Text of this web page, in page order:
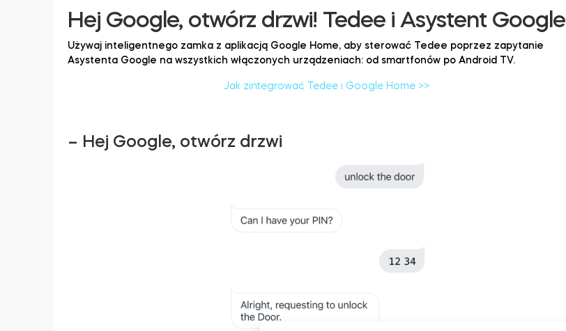
Hej Google, otwórz drzwi! Tedee i Asystent Google
Używaj inteligentnego zamka z aplikacją Google Home, aby sterować Tedee poprzez zapytanie
Asystenta Google na wszystkich włączonych urządzeniach: od smartfonów po Android TV.
Jak zintegrować Tedee i Google Home >>
– Hej Google, otwórz drzwi